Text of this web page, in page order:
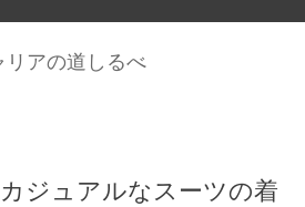
リアの道しるべ
ジュアルなスーツの着